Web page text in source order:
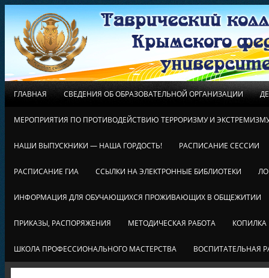
ГЛАВНАЯ СВЕДЕНИЯ ОБ ОБРАЗОВАТЕЛЬНОЙ ОРГАНИЗАЦИИ
МЕРОПРИЯТИЯ ПО ПРОТИВОДЕЙСТВИЮ ТЕРРОРИЗМУ И
НАШИ ВЫПУСКНИКИ — НАША ГОРДОСТЬ! РАСПИСАНИЕ СЕССИИ
РАСПИСАНИЕ ГИА ССЫЛКИ НА ЭЛЕКТРОННЫЕ БИБЛИОТЕКИ
ИНФОРМАЦИЯ ДЛЯ ОБУЧАЮЩИХСЯ ПРОЖИВАЮЩИХ В ОБЩЕЖИТИИ
ПРИКАЗЫ, РАСПОРЯЖЕНИЯ МЕТОДИЧЕСКАЯ РАБОТА КОПИЛКА
ШКОЛА ПРОФЕССИОНАЛЬНОГО МАСТЕРСТВА ВОСПИТАТЕЛЬНАЯ